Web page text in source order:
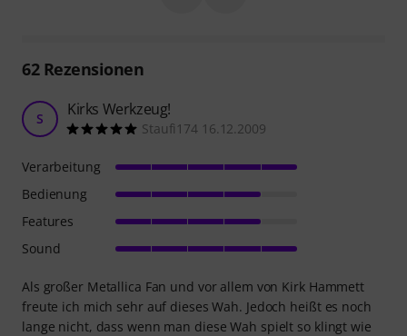
62Rezensionen
S Kirks Werkzeug!
Staufi174 16.12.2009
Als großer Metallica Fan und vor allem von Kirk Hammett
freute ich mich sehr auf dieses Wah. Jedoch heißt es noch
lange nicht, dass wenn man diese Wah spielt so klingt wie
Verarbeitung
Bedienung
Features
Sound